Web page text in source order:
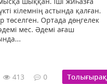
кілемнің астында қалған.
төселген. Ортада дөңгелек
мес. Әдемі ағаш
413 0 Толығырақ